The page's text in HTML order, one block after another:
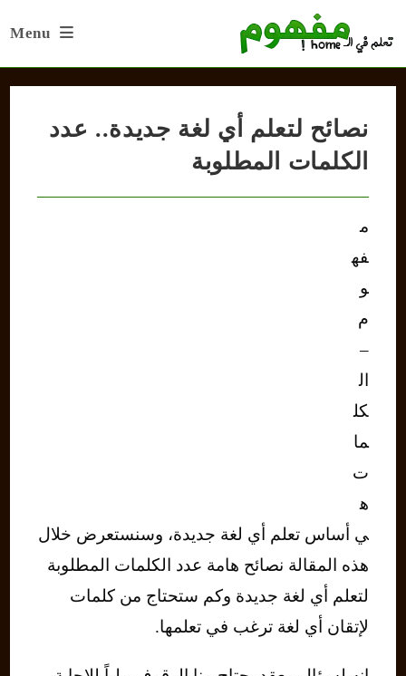
Menu
نصائح لتعلم أي لغة جديدة.. عدد
الكلمات المطلوبة
م
فه
و
م
–
ال
كل
ما
ت
ه
ي أساس تعلم أي لغة جديدة، وسنستعرض خلال
هذه المقالة نصائح هامة عدد الكلمات المطلوبة
لتعلم أي لغة جديدة وكم ستحتاج من كلمات
لإتقان أي لغة ترغب في تعلمها.